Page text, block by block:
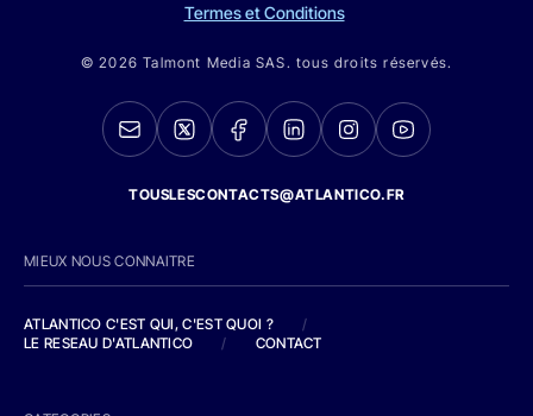
Termes et Conditions
© 2026 Talmont Media SAS. tous droits réservés.
TOUSLESCONTACTS@ATLANTICO.FR
MIEUX NOUS CONNAITRE
ATLANTICO C'EST QUI, C'EST QUOI ?
/
LE RESEAU D'ATLANTICO
/ CONTACT